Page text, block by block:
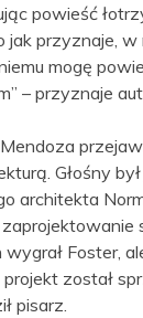
powieść
jak przyznaje,
mogę
– przyznaje
Głośny
architekta
zaprojektowanie
Foster,
projekt został
pisarz.